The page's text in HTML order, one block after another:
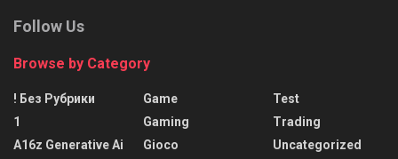
Follow Us
Browse by Category
! Без Рубрики
1
A16z Generative Ai
Game
Gaming
Gioco
Test
Trading
Uncategorized